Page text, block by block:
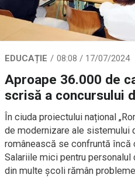
EDUCAȚIE 08:08 / 17/07/2024
Aproape 36.000 de
scrisă a concursului
În ciuda proiectului național
de modernizare ale sistemului
românească se confruntă
Salariile mici pentru
din multe școli rămân